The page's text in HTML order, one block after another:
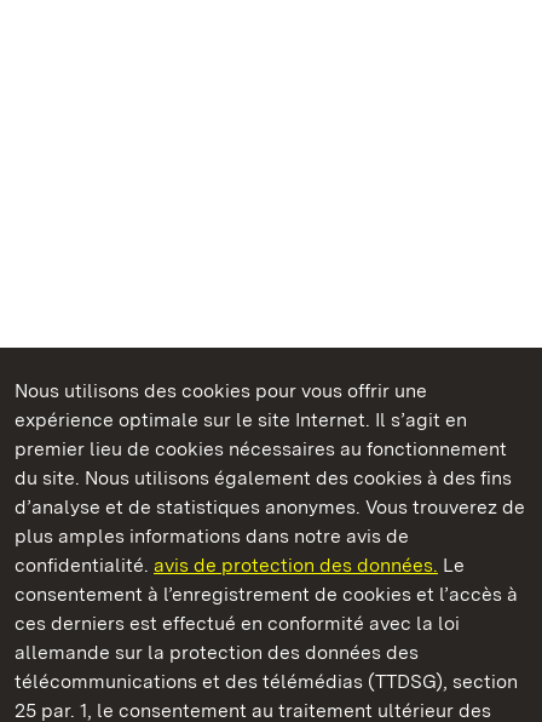
Nous utilisons des cookies pour vous offrir une
expérience optimale sur le site Internet. Il s’agit en
premier lieu de cookies nécessaires au fonctionnement
du site. Nous utilisons également des cookies à des fins
d’analyse et de statistiques anonymes. Vous trouverez de
plus amples informations dans notre avis de
confidentialité. avis de protection des données. Le
consentement à l’enregistrement de cookies et l’accès à
ces derniers est effectué en conformité avec la loi
allemande sur la protection des données des
télécommunications et des télémédias (TTDSG), section
25 par. 1, le consentement au traitement ultérieur des
Châteaux et jardins publics du Bade-Wurtemberg
Monastère de Großcomburg
Châteaux et jardins publics du Bade-Wurtemberg
FAQ et réponsesMentions légalesProtection des données